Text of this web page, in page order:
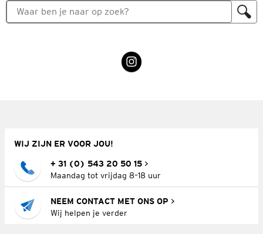
WIJ ZIJN ER VOOR JOU!
+ 31 (0) 543 20 50 15
Maandag tot vrijdag 8–18 uur
NEEM CONTACT MET ONS OP
Wij helpen je verder